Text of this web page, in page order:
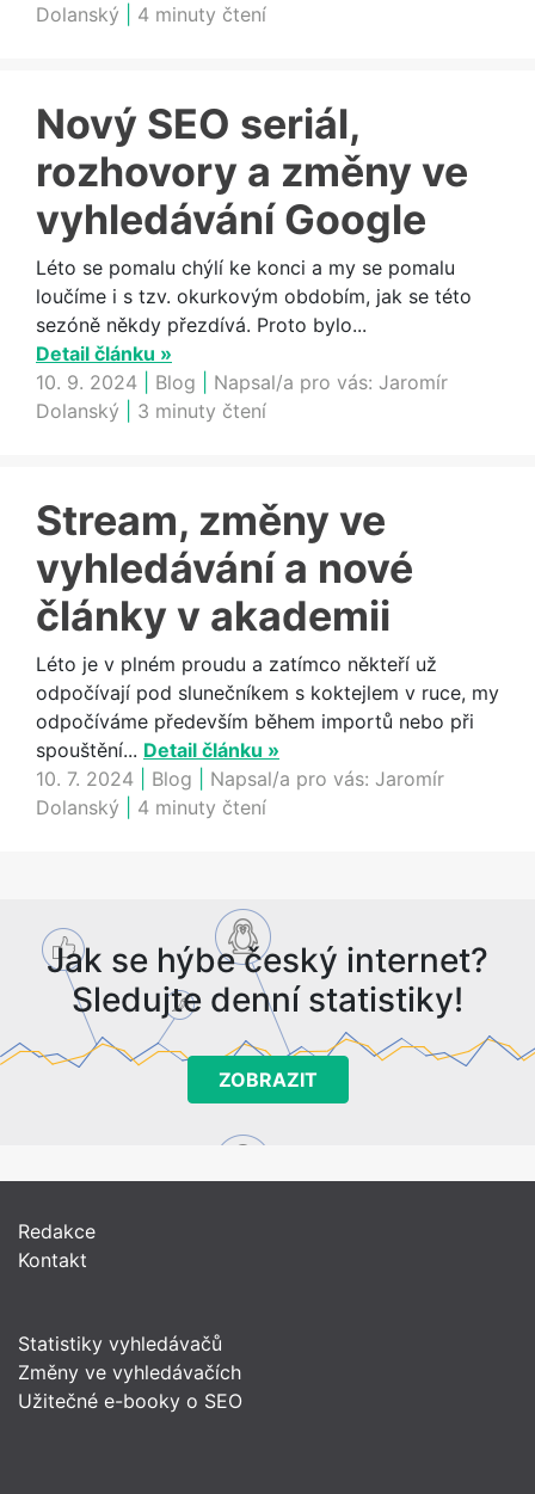
Dolanský
4 minuty čtení
Nový SEO seriál,
rozhovory a změny ve
vyhledávání Google
Léto se pomalu chýlí ke konci a my se pomalu
loučíme i s tzv. okurkovým obdobím, jak se této
sezóně někdy přezdívá. Proto bylo...
Detail článku »
10. 9. 2024
Blog Napsal/a pro vás: Jaromír
Dolanský
3 minuty čtení
Stream, změny ve
vyhledávání a nové
články v akademii
Léto je v plném proudu a zatímco někteří už
odpočívají pod slunečníkem s koktejlem v ruce, my
odpočíváme především během importů nebo při
spouštění... Detail článku »
10. 7. 2024
Blog Napsal/a pro vás: Jaromír
Dolanský
4 minuty čtení
Jak se hýbe český internet?
Sledujte denní statistiky!
ZOBRAZIT
Redakce
Kontakt
Statistiky vyhledávačů
Změny ve vyhledávačích
Užitečné e-booky o SEO